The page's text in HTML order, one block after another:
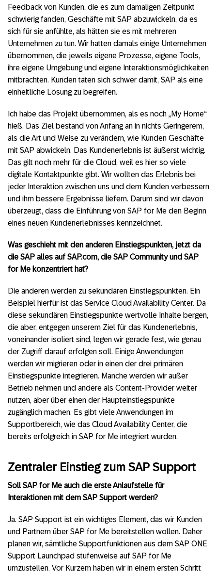
Feedback von Kunden, die es zum damaligen Zeitpunkt
schwierig fanden, Geschäfte mit SAP abzuwickeln, da es
sich für sie anfühlte, als hätten sie es mit mehreren
Unternehmen zu tun. Wir hatten damals einige Unternehmen
übernommen, die jeweils eigene Prozesse, eigene Tools,
ihre eigene Umgebung und eigene Interaktionsmöglichkeiten
mitbrachten. Kunden taten sich schwer damit, SAP als eine
einheitliche Lösung zu begreifen.
Ich habe das Projekt übernommen, als es noch „My Home“
hieß. Das Ziel bestand von Anfang an in nichts Geringerem,
als die Art und Weise zu verändern, wie Kunden Geschäfte
mit SAP abwickeln. Das Kundenerlebnis ist äußerst wichtig.
Das gilt noch mehr für die Cloud, weil es hier so viele
digitale Kontaktpunkte gibt. Wir wollten das Erlebnis bei
jeder Interaktion zwischen uns und dem Kunden verbessern
und ihm bessere Ergebnisse liefern. Darum sind wir davon
überzeugt, dass die Einführung von SAP for Me den Beginn
eines neuen Kundenerlebnisses kennzeichnet.
Was geschieht mit den anderen Einstiegspunkten, jetzt da
die SAP alles auf SAP.com, die SAP Community und SAP
for Me konzentriert hat?
Die anderen werden zu sekundären Einstiegspunkten. Ein
Beispiel hierfür ist das Service Cloud Availability Center. Da
diese sekundären Einstiegspunkte wertvolle Inhalte bergen,
die aber, entgegen unserem Ziel für das Kundenerlebnis,
voneinander isoliert sind, legen wir gerade fest, wie genau
der Zugriff darauf erfolgen soll. Einige Anwendungen
werden wir migrieren oder in einen der drei primären
Einstiegspunkte integrieren. Manche werden wir außer
Betrieb nehmen und andere als Content-Provider weiter
nutzen, aber über einen der Haupteinstiegspunkte
zugänglich machen. Es gibt viele Anwendungen im
Supportbereich, wie das Cloud Availability Center, die
bereits erfolgreich in SAP for Me integriert wurden.
Zentraler Einstieg zum SAP Support
Soll SAP for Me auch die erste Anlaufstelle für
Interaktionen mit dem SAP Support werden?
Ja. SAP Support ist ein wichtiges Element, das wir Kunden
und Partnern über SAP for Me bereitstellen wollen. Daher
planen wir, sämtliche Supportfunktionen aus dem SAP ONE
Support Launchpad stufenweise auf SAP for Me
umzustellen. Vor Kurzem haben wir in einem ersten Schritt